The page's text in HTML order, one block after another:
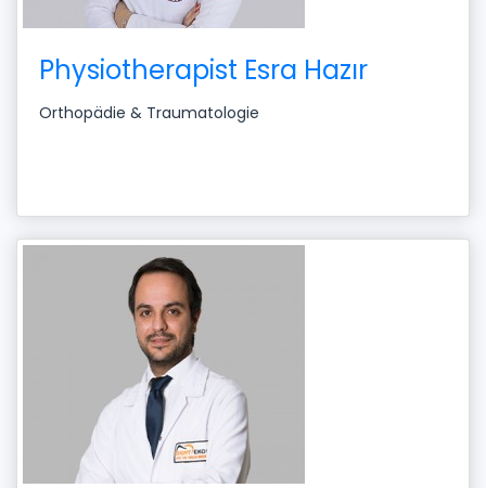
Physiotherapist Esra Hazır
Orthopädie & Traumatologie